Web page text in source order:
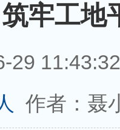
牢工地
29
作者：聂